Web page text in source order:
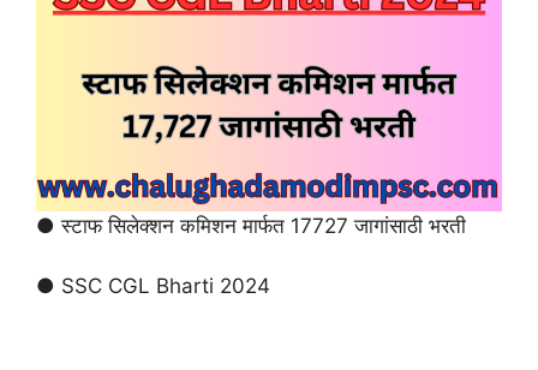
● स्टाफ सिलेक्शन कमिशन मार्फत 17727 जागांसाठी भरती
● SSC CGL Bharti 2024